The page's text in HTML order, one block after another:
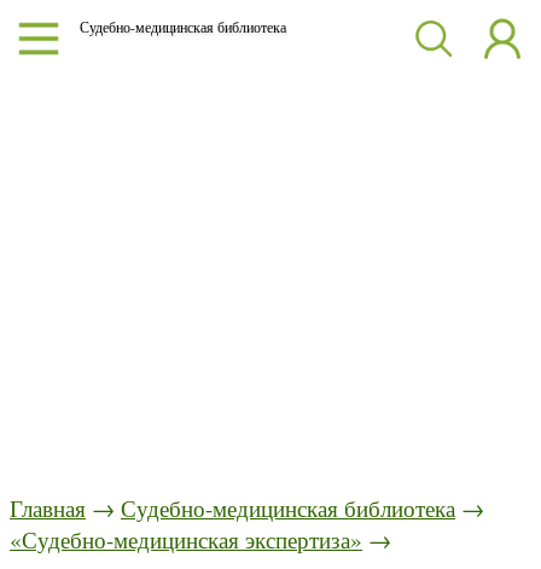
Судебно-медицинская библиотека
Главная → Судебно-медицинская библиотека →
«Судебно-медицинская экспертиза» →